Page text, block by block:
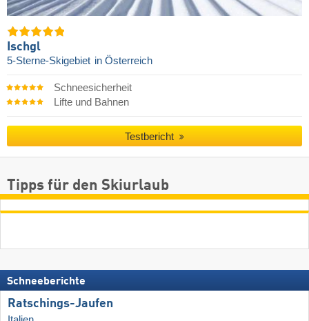
Ischgl
5-Sterne-Skigebiet in Österreich
Schneesicherheit
Lifte und Bahnen
Testbericht
Tipps für den Skiurlaub
Schneeberichte
Ratschings-Jaufen